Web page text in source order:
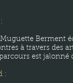
Berment
à travers des
est jalonné
: